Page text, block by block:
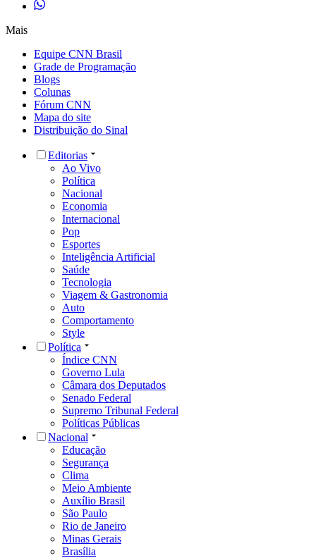
Mais
Equipe CNN Brasil
Grade de Programação
Blogs
Colunas
Fórum CNN
Mapa do site
Distribuição do Sinal
Editorias
Ao Vivo
Política
Nacional
Economia
Internacional
Pop
Esportes
Inteligência Artificial
Saúde
Tecnologia
Viagem & Gastronomia
Auto
Comportamento
Style
Política
Índice CNN
Governo Lula
Câmara dos Deputados
Senado Federal
Supremo Tribunal Federal
Políticas Públicas
Nacional
Educação
Segurança
Clima
Meio Ambiente
Auxílio Brasil
São Paulo
Rio de Janeiro
Minas Gerais
Brasília